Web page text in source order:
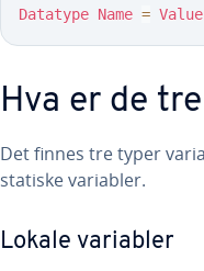
Datatype Name = Value
Hva er de
Det finnes tre typer
statiske variabler.
Lokale variabler